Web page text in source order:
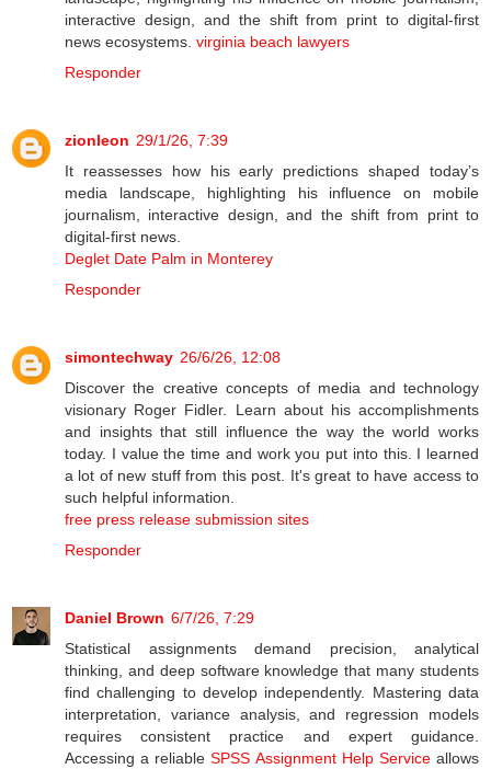
interactive design, and the shift from print to digital-first
news ecosystems. virginia beach lawyers
Responder
zionleon 29/1/26, 7:39
It reassesses how his early predictions shaped today’s
media landscape, highlighting his influence on mobile
journalism, interactive design, and the shift from print to
digital-first news.
Deglet Date Palm in Monterey
Responder
simontechway 26/6/26, 12:08
Discover the creative concepts of media and technology
visionary Roger Fidler. Learn about his accomplishments
and insights that still influence the way the world works
today. I value the time and work you put into this. I learned
a lot of new stuff from this post. It's great to have access to
such helpful information.
free press release submission sites
Responder
Daniel Brown 6/7/26, 7:29
Statistical assignments demand precision, analytical
thinking, and deep software knowledge that many students
find challenging to develop independently. Mastering data
interpretation, variance analysis, and regression models
requires consistent practice and expert guidance.
Accessing a reliableSPSS Assignment Help Serviceallows